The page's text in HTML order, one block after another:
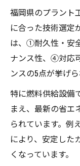
福岡県のプラント
に合った技術選定
は、①耐久性・安
ナンス性、④対応
ンスの5点が挙げら
特に燃料供給設備
まえ、最新の省エ
られています。例
により、安定した
くなっています。